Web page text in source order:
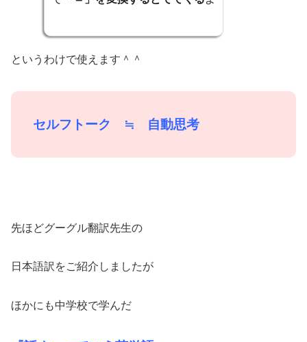
というわけで使えます＾＾
セルフトーク ≒ 自動思考
先ほどグーグル翻訳先生の
日本語訳をご紹介しましたが
ほかにも中学校で学んだ